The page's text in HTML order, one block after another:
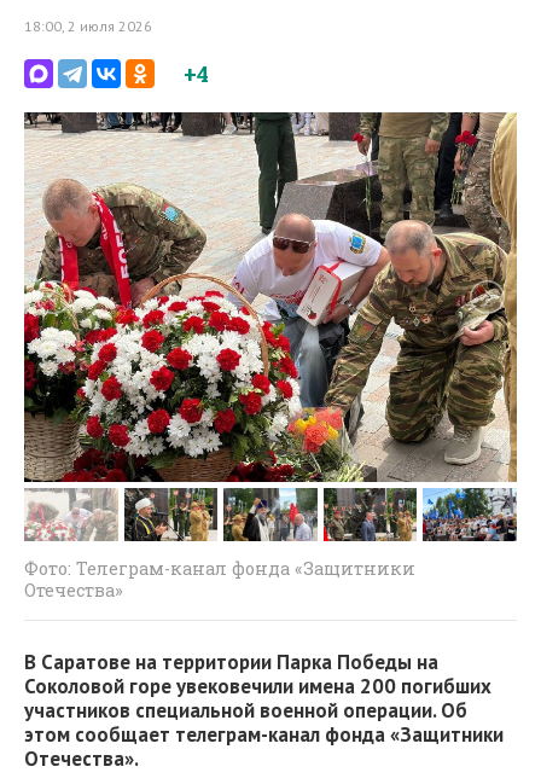
18:00, 2 июля 2026
+4
Фото: Телеграм-канал фонда «Защитники
Отечества»
В Саратове на территории Парка Победы на
Соколовой горе увековечили имена 200 погибших
участников специальной военной операции. Об
этом сообщает телеграм-канал фонда «Защитники
Отечества».